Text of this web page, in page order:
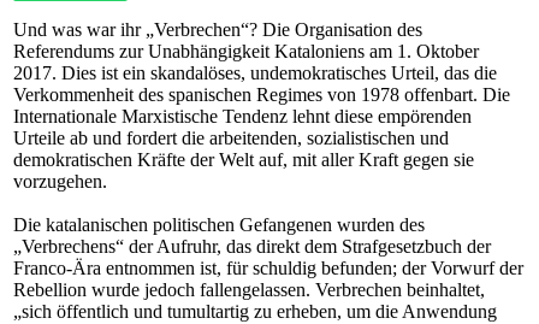
Und was war ihr „Verbrechen“? Die Organisation des
Referendums zur Unabhängigkeit Kataloniens am 1. Oktober
2017. Dies ist ein skandalöses, undemokratisches Urteil, das die
Verkommenheit des spanischen Regimes von 1978 offenbart. Die
Internationale Marxistische Tendenz lehnt diese empörenden
Urteile ab und fordert die arbeitenden, sozialistischen und
demokratischen Kräfte der Welt auf, mit aller Kraft gegen sie
vorzugehen.
Die katalanischen politischen Gefangenen wurden des
„Verbrechens“ der Aufruhr, das direkt dem Strafgesetzbuch der
Franco-Ära entnommen ist, für schuldig befunden; der Vorwurf der
Rebellion wurde jedoch fallengelassen. Verbrechen beinhaltet,
„sich öffentlich und tumultartig zu erheben, um die Anwendung